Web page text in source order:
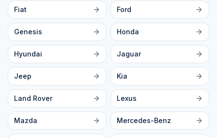
Fiat Ford
Genesis Honda
Hyundai Jaguar
Jeep Kia
Land Rover Lexus
Mazda Mercedes-Benz